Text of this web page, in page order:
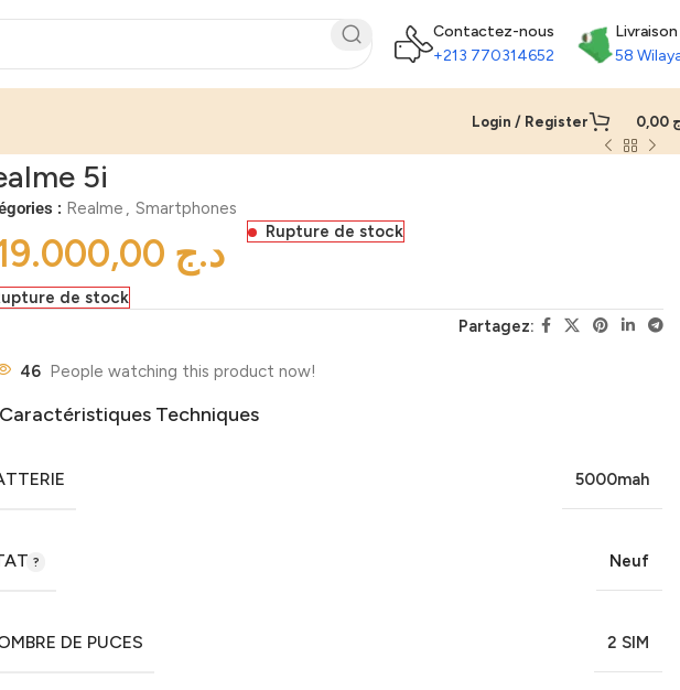
Contactez-nous
+213 770314652
Livraison
58
Login / Register
5i
: Realme , Smartphones
د.ج Rupture de stock
de stock
Partagez:
46 People watching this product now!
Caractéristiques Techniques
5000mah
Neuf
DE PUCES 2 SIM